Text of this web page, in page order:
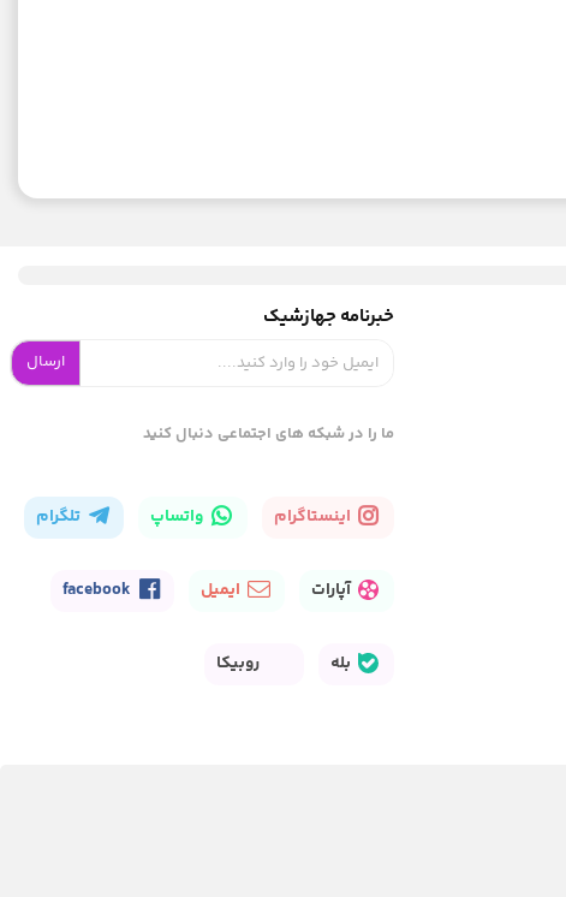
خبرنامه جهازشیک
ارسال
ما را در شبکه های اجتماعی دنبال کنید
اینستاگرام واتساپ تلگرام
آپارات ایمیل
بله روبیکا